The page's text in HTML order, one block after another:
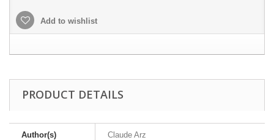
Add to wishlist
PRODUCT DETAILS
Author(s) Claude Arz